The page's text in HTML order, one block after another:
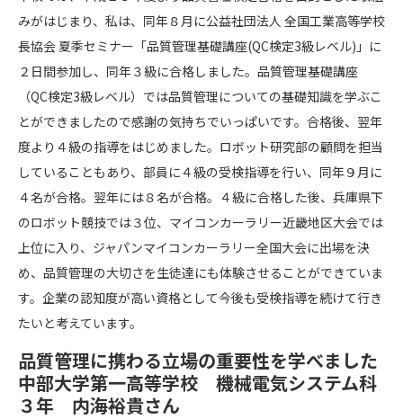
みがはじまり、私は、同年８月に公益社団法人 全国工業高等学校
長協会 夏季セミナー「品質管理基礎講座(QC検定3級レベル)」に
２日間参加し、同年３級に合格しました。品質管理基礎講座
（QC検定3級レベル）では品質管理についての基礎知識を学ぶこ
とができましたので感謝の気持ちでいっぱいです。合格後、翌年
度より４級の指導をはじめました。ロボット研究部の顧問を担当
していることもあり、部員に４級の受検指導を行い、同年９月に
４名が合格。翌年には８名が合格。４級に合格した後、兵庫県下
のロボット競技では３位、マイコンカーラリー近畿地区大会では
上位に入り、ジャパンマイコンカーラリー全国大会に出場を決
め、品質管理の大切さを生徒達にも体験させることができていま
す。企業の認知度が高い資格として今後も受検指導を続けて行き
たいと考えています。
品質管理に携わる立場の重要性を学べました
中部大学第一高等学校 機械電気システム科
３年 内海裕貴さん